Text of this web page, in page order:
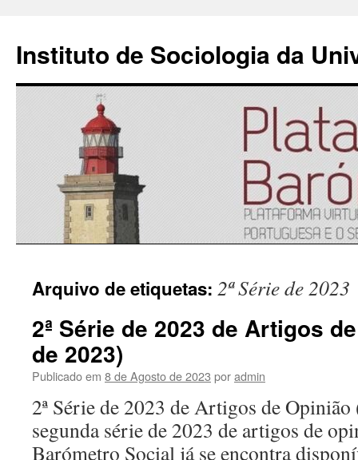
Instituto de Sociologia da
para
conteúdo
Arquivo de etiquetas: 2ª Série de 2023
2ª Série de 2023 de Artigos
de 2023)
Publicado em 8 de Agosto de 2023 poradmin
2ª Série de 2023 de Artigos de
segunda série de 2023 de artigos de
Barómetro Social já se encontra